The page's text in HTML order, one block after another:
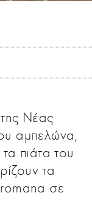
Νέας
αμπελώνα,
πιάτα του
τα
romana σε